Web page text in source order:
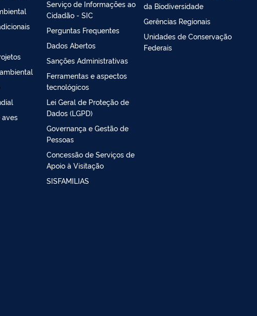
aves
Serviço de Informações ao
Cidadão - SIC
Perguntas Frequentes
Dados Abertos
Sanções Administrativas
Ferramentas e aspectos
tecnológicos
Lei Geral de Proteção de
Dados (LGPD)
Governança e Gestão de
Pessoas
Concessão de Serviços de
Apoio à Visitação
SISFAMILIAS
da Biodiversidade
Gerências Regionais
Unidades de Conservação
Federais